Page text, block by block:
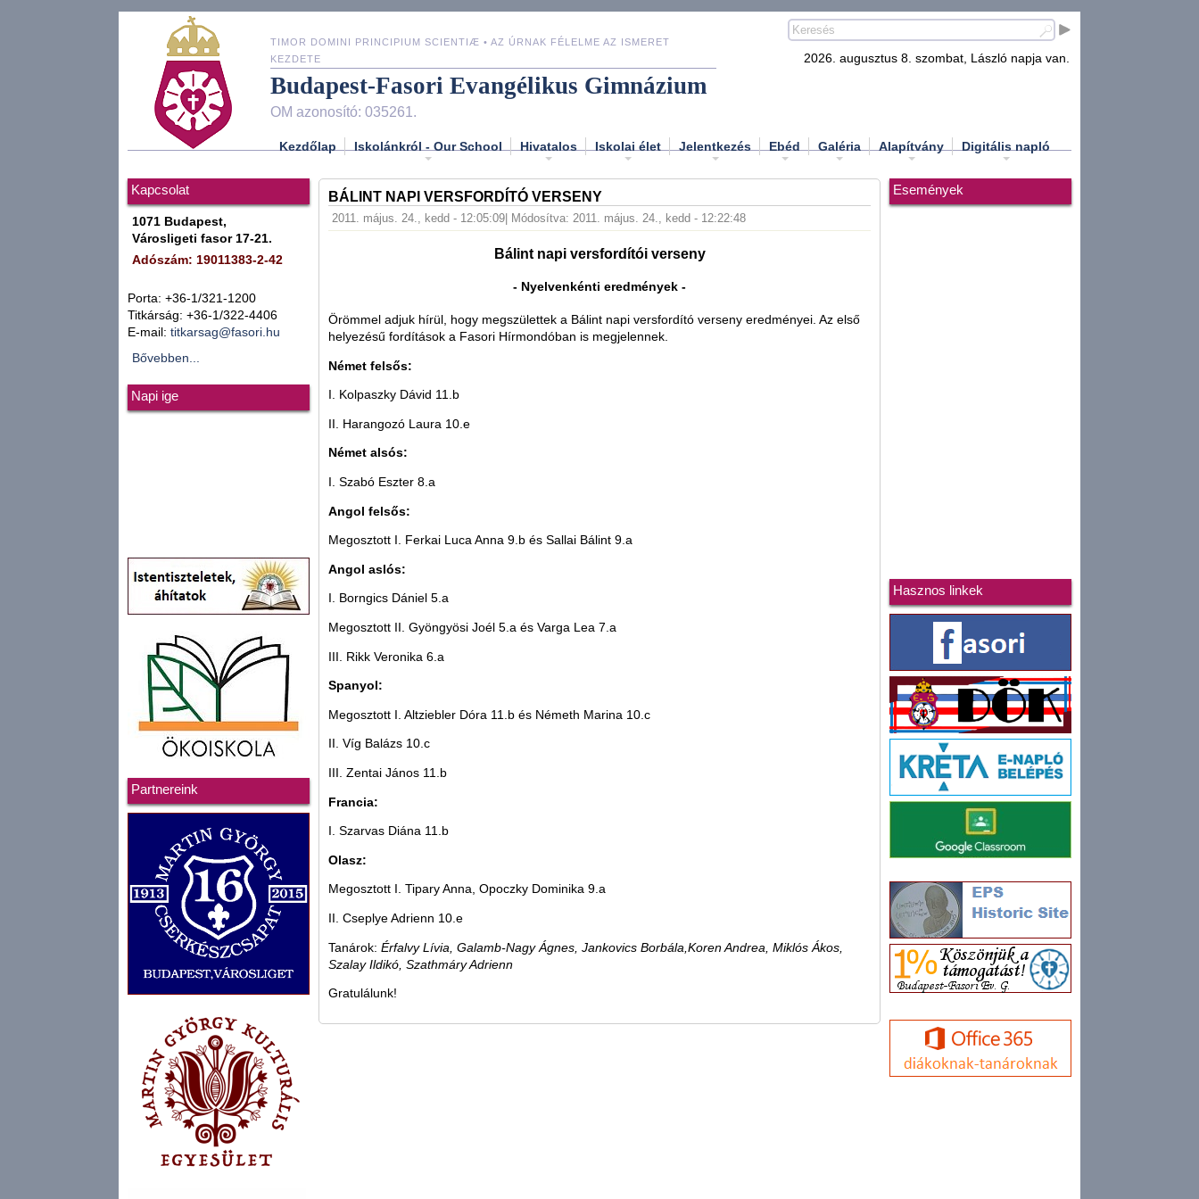
TIMOR DOMINI PRINCIPIUM SCIENTIÆ • AZ ÚRNAK FÉLELME AZ ISMERET
KEZDETE
Budapest-Fasori Evangélikus Gimnázium
OM azonosító: 035261.
2026. augusztus 8. szombat, László napja van.
Kezdőlap Iskolánkról - Our School Hivatalos Iskolai élet Jelentkezés Ebéd Galéria Alapítvány Digitális napló
Kapcsolat
1071 Budapest,
Városligeti fasor 17-21.
Adószám: 19011383-2-42
Porta: +36-1/321-1200
Titkárság: +36-1/322-4406
E-mail: titkarsag@fasori.hu
Bővebben...
Napi ige
Partnereink
BÁLINT NAPI VERSFORDÍTÓ VERSENY
2011. május. 24., kedd - 12:05:09 | Módosítva: 2011. május. 24., kedd - 12:22:48
Bálint napi versfordítói verseny
- Nyelvenkénti eredmények -
Örömmel adjuk hírül, hogy megszülettek a Bálint napi versfordító verseny eredményei. Az első
helyezésű fordítások a Fasori Hírmondóban is megjelennek.
Német felsős:
I. Kolpaszky Dávid 11.b
II. Harangozó Laura 10.e
Német alsós:
I. Szabó Eszter 8.a
Angol felsős:
Megosztott I. Ferkai Luca Anna 9.b és Sallai Bálint 9.a
Angol aslós:
I. Borngics Dániel 5.a
Megosztott II. Gyöngyösi Joél 5.a és Varga Lea 7.a
III. Rikk Veronika 6.a
Spanyol:
Megosztott I. Altziebler Dóra 11.b és Németh Marina 10.c
II. Víg Balázs 10.c
III. Zentai János 11.b
Francia:
I. Szarvas Diána 11.b
Olasz:
Megosztott I. Tipary Anna, Opoczky Dominika 9.a
II. Cseplye Adrienn 10.e
Tanárok: Érfalvy Lívia, Galamb-Nagy Ágnes, Jankovics Borbála,Koren Andrea, Miklós Ákos,
Szalay Ildikó, Szathmáry Adrienn
Gratulálunk!
Események
Hasznos linkek